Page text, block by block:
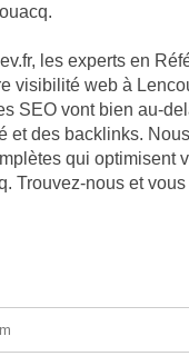
les experts en
visibilité web à
SEO vont bien au-
et des backlinks.
qui optimisent
Trouvez-nous et